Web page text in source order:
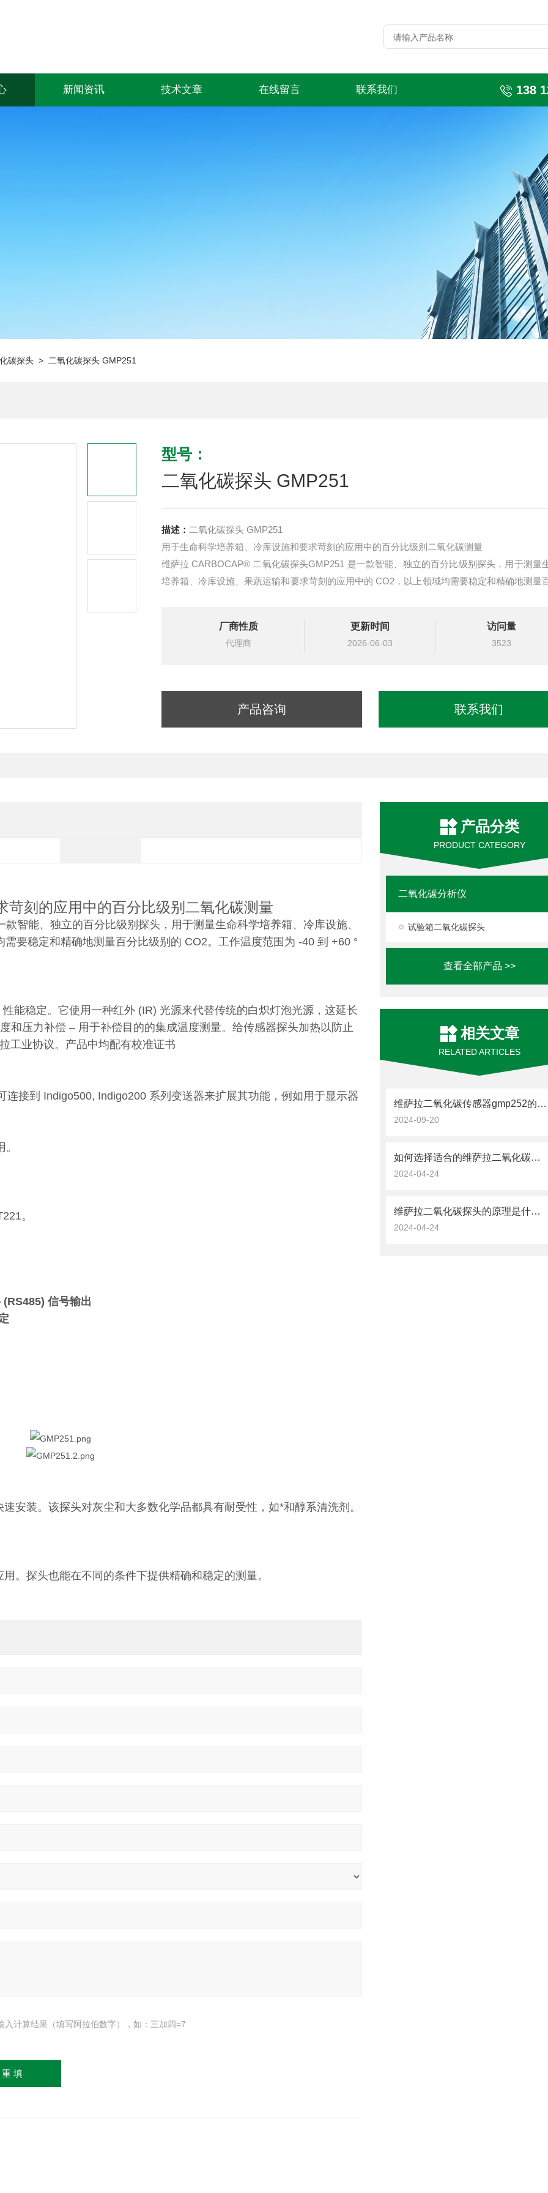
新闻资讯 技术文章 在线留言 联系我们 138
碳探头 > 二氧化碳探头 GMP251
型号：
二氧化碳探头 GMP251
描述： 二氧化碳探头 GMP251
用于生命科学培养箱、冷库设施和要求苛刻的应用中的百分比级别二氧化碳测量
维萨拉 CARBOCAP® 二氧化碳探头GMP251 是一款智能、独立的百分比级别探头，用于测量
培养箱、冷库设施、果蔬运输和要求苛刻的应用中的 CO2，以上领域均需要稳定和精确地测量
厂商性质
代理商
更新时间
2026-06-03
访问量
3523
产品咨询 联系我们
产品分类
PRODUCT CATEGORY
二氧化碳分析仪
试验箱二氧化碳探头
查看全部产品 >>
相关文章
RELATED ARTICLES
维萨拉二氧化碳传感器gmp252的数据处理与分析技术
2024-09-20
如何选择适合的维萨拉二氧化碳探头？
2024-04-24
维萨拉二氧化碳探头的原理是什么？
2024-04-24
刻的应用中的百分比级别二氧化碳测量
款智能、独立的百分比级别探头，用于测量生命科学培养箱、冷库设施、
要稳定和精确地测量百分比级别的 CO2。工作温度范围为 -40 到 +60 °
能稳定。它使用一种红外 (IR) 光源来代替传统的白炽灯泡光源，这延长
和压力补偿 – 用于补偿目的的集成温度测量。给传感器探头加热以防止
工业协议。产品中均配有校准证书
接到 Indigo500, Indigo200 系列变送器来扩展其功能，例如用于显示器
。
信号输出
安装。该探头对灰尘和大多数化学品都具有耐受性，如*和醇系清洗剂。
。探头也能在不同的条件下提供精确和稳定的测量。
入计算结果（填写阿拉伯数字），如：三加四=7